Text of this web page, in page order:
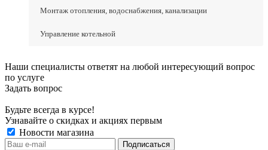
Монтаж отопления, водоснабжения, канализации
Управление котельной
Наши специалисты ответят на любой интересующий вопрос
по услуге
Задать вопрос
Будьте всегда в курсе!
Узнавайте о скидках и акциях первым
Новости магазина